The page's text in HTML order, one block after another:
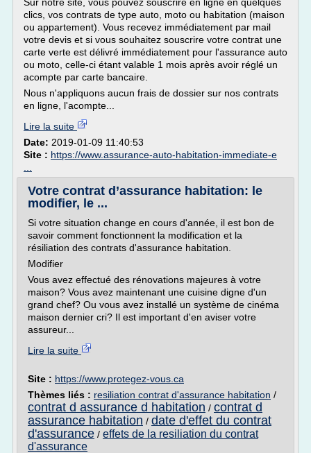
clics, vos contrats de type auto, moto ou habitation (maison
ou appartement). Vous recevez immédiatement par mail
votre devis et si vous souhaitez souscrire votre contrat une
carte verte est délivré immédiatement pour l'assurance auto
ou moto, celle-ci étant valable 1 mois après avoir réglé un
acompte par carte bancaire.
Nous n'appliquons aucun frais de dossier sur nos contrats
en ligne, l'acompte...
Lire la suite
Date: 2019-01-09 11:40:53
Site : https://www.assurance-auto-habitation-immediate-e
Votre contrat d’assurance habitation: le
modifier, le ...
Si votre situation change en cours d'année, il est bon de
savoir comment fonctionnent la modification et la
résiliation des contrats d'assurance habitation.
Modifier
Vous avez effectué des rénovations majeures à votre
maison? Vous avez maintenant une cuisine digne d'un
grand chef? Ou vous avez installé un système de cinéma
maison dernier cri? Il est important d'en aviser votre
assureur...
Lire la suite
Site : https://www.protegez-vous.ca
Thèmes liés : resiliation contrat d'assurance habitation /
contrat d assurance d habitation / contrat d
assurance habitation / date d'effet du contrat
d'assurance / effets de la resiliation du contrat
d'assurance